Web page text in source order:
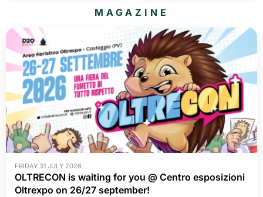
MAGAZINE
FRIDAY 31 JULY 2026
OLTRECON is waiting for you @ Centro esposizioni
Oltrexpo on 26/27 september!